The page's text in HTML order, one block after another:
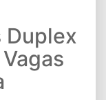
Duplex